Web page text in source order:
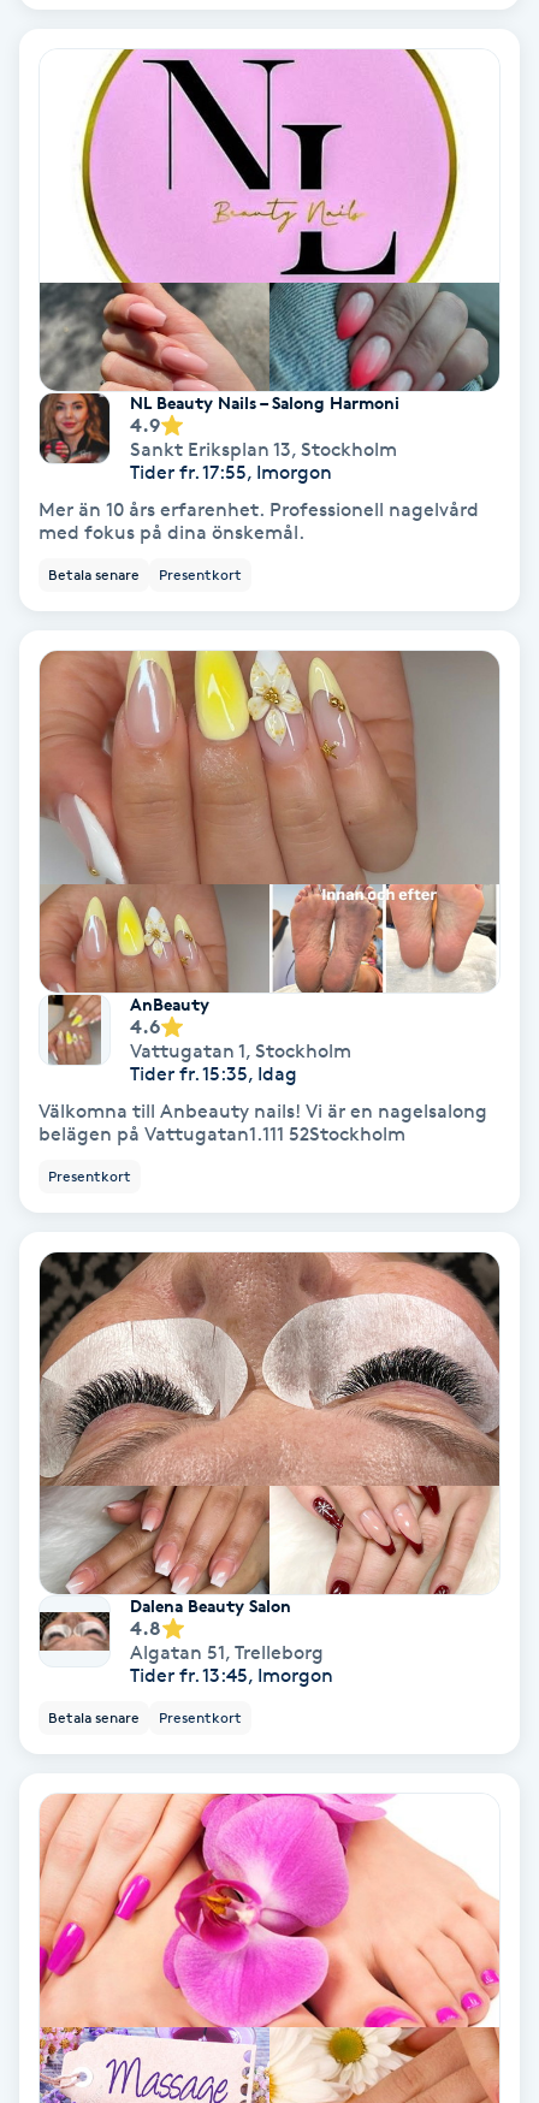
IPL hårborttagning
IR-massage
Japansk massage
K18
Katun fransar
Kemisk peeling
Keratinbehandling
Kinesisk medicin
Kiropraktik
Klangmassage
Klippning
Klippning & Slingor
Klippning ungdom
Koppningsmassage
Kosmetisk tatuering
Kroppsinpackning
Kroppspeeling
Käkledsbehandling
Kärlbehandling
Laserbehandling
Lashlift Keratin
LPG
LPG-behandling
LPG-massage
Luggklippning
NL Beauty Nails – Salong Harmoni
4.9
Sankt Eriksplan 13, Stockholm
Tider fr. 17:55, Imorgon
Mer än 10 års erfarenhet. Professionell nagelvård
med fokus på dina önskemål.
Betala senare Presentkort
AnBeauty
4.6
Vattugatan 1, Stockholm
Tider fr. 15:35, Idag
Välkomna till Anbeauty nails! Vi är en nagelsalong
belägen på Vattugatan1.111 52Stockholm
Presentkort
Dalena Beauty Salon
4.8
Algatan 51, Trelleborg
Tider fr. 13:45, Imorgon
Betala senare Presentkort